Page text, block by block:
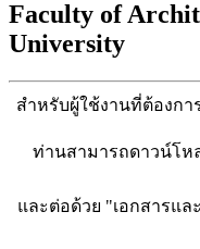
Faculty of
University
สำหรับผู้ใช้งานที่ต้องก
ท่านสามารถดาวน์โห
และต่อด้วย "เอกสารแ